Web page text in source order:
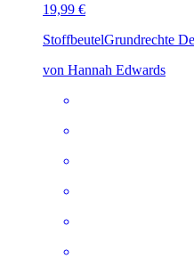
19,99 €
StoffbeutelGrundrechte
von Hannah Edwards